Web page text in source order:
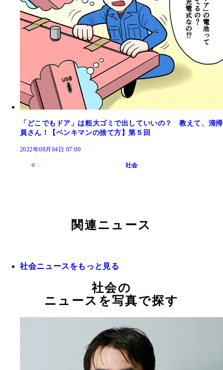
「どこでもドア」は粗大ゴミで出していいの？ 教えて、清掃
員さん！【ベンキマンの捨て方】第５回
2022年08月04日 07:00
社会
関連ニュース
社会ニュースをもっと見る
社会の
ニュースを写真で探す